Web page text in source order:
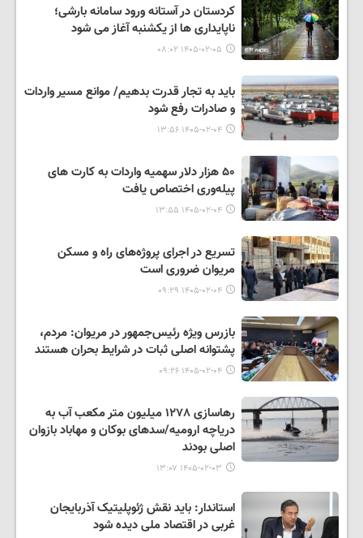
کردستان در آستانه ورود سامانه بارشی؛
ناپایداری ها از یکشنبه آغاز می شود
۱۴۰۵-۰۲-۰۵ ۰۸:۰۲
باید به تجار قدرت بدهیم/ موانع مسیر واردات
و صادرات رفع شود
۱۴۰۵-۰۲-۰۴ ۱۳:۵۶
۵۰ هزار دلار سهمیه واردات به کارت های
پیله‌وری اختصاص یافت
۱۴۰۵-۰۲-۰۴ ۱۳:۵۵
تسریع در اجرای پروژه‌های راه و مسکن
مریوان ضروری است
۱۴۰۵-۰۲-۰۴ ۰۹:۲۹
بازرس ویژه رئیس‌جمهور در مریوان: مردم،
پشتوانه اصلی ثبات در شرایط بحران هستند
۱۴۰۵-۰۲-۰۴ ۰۹:۲۶
رهاسازی ١٢٧٨ میلیون متر مکعب آب به
دریاچه ارومیه/سدهای بوکان و مهاباد بازوان
اصلی بودند
۱۴۰۵-۰۲-۰۳ ۱۳:۰۷
استاندار: باید نقش ژئوپلیتیک آذربایجان
غربی در اقتصاد ملی دیده شود